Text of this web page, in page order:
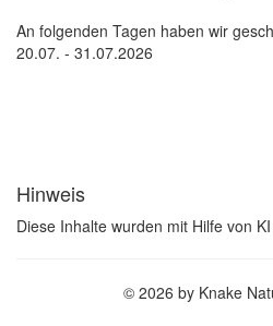
An folgenden Tagen haben wir
20.07. - 31.07.2026
Hinweis
Diese Inhalte wurden mit Hilfe von
© 2026 by Knake